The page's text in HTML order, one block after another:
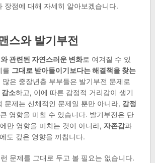
장점에 대해 자세히 알아보겠습니다.
스와 발기부전
관련된 자연스러운 변화로 여겨질 수 있
를 그대로 받아들이기보다는 해결책을 찾는
많은 중장년층 부부들은 발기부전 문제로
감소하고, 이에 따른 감정적 거리감이 생기
문제는 신체적인 문제일 뿐만 아니라, 감정
영향을 미칠 수 있습니다. 발기부전은 단
에만 영향을 미치는 것이 아니라, 자존감과
도 깊은 영향을 끼칩니다.
문제를 그대로 두고 볼 필요는 없습니다.